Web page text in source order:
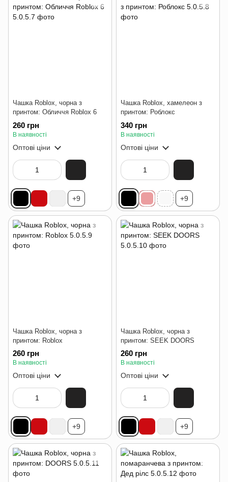
Чашка Roblox, чорна з
принтом: Обличчя Roblox 6
260 грн
В наявності
Оптові ціни
+9
Чашка Roblox, хамелеон з
принтом: Роблокс
340 грн
В наявності
Оптові ціни
+9
Чашка Roblox, чорна з
принтом: Roblox
260 грн
В наявності
Оптові ціни
+9
Чашка Roblox, чорна з
принтом: SEEK DOORS
260 грн
В наявності
Оптові ціни
+9